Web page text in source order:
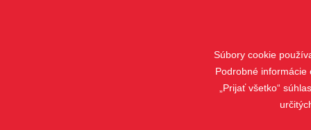
Súbory cookie
Podrobné
„Prijať všetko“